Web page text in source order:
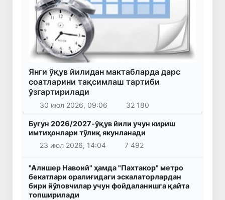
Янги ўқув йилидан мактабларда дарс
соатларини тақсимлаш тартиби
ўзгартирилади
30 июл 2026, 09:06 32 180
Бугун 2026/2027-ўқув йили учун кириш
имтиҳонлари тўлиқ якунланади
23 июл 2026, 14:04
7 492
"Алишер Навоий" ҳамда "Пахтакор" метро
бекатлари оралиғидаги эскалаторлардан
бири йўловчилар учун фойдаланишга қайта
топширилади